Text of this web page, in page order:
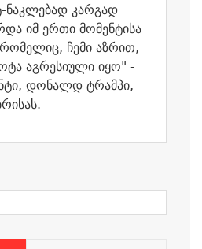
ნაკლებად კარგად
იმ ერთი მომენტისა
ჩემი აზრით,
აგრესიული იყო" -
დონალდ ტრამპი,